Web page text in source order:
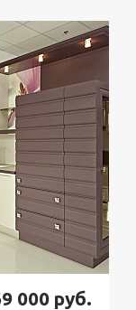
000 руб.